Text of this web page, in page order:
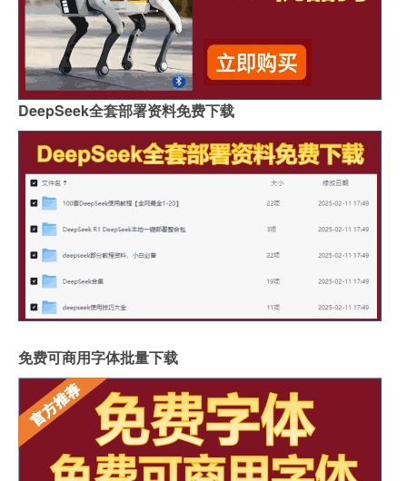
DeepSeek全套部署资料免费下载
免费可商用字体批量下载